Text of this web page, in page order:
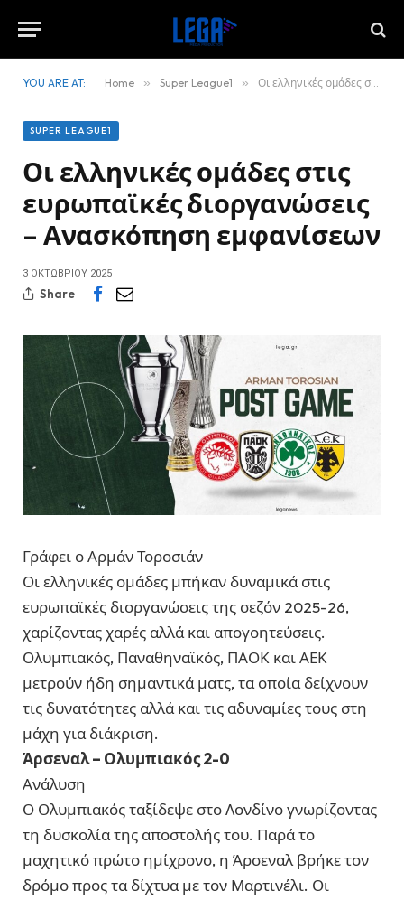
YOU ARE AT: Home » Super League1 » Οι ελληνικές ομάδες στις ευρωπαϊκές διοργανώσεις – Ανασκόπηση εμφανίσεων
SUPER LEAGUE1
Οι ελληνικές ομάδες στις
ευρωπαϊκές διοργανώσεις
– Ανασκόπηση εμφανίσεων
3 ΟΚΤΩΒΡΊΟΥ 2025
Share
Γράφει ο Αρμάν Τοροσιάν
Οι ελληνικές ομάδες μπήκαν δυναμικά στις
ευρωπαϊκές διοργανώσεις της σεζόν 2025-26,
χαρίζοντας χαρές αλλά και απογοητεύσεις.
Ολυμπιακός, Παναθηναϊκός, ΠΑΟΚ και ΑΕΚ
μετρούν ήδη σημαντικά ματς, τα οποία δείχνουν
τις δυνατότητες αλλά και τις αδυναμίες τους στη
μάχη για διάκριση.
Άρσεναλ – Ολυμπιακός 2-0
Ανάλυση
Ο Ολυμπιακός ταξίδεψε στο Λονδίνο γνωρίζοντας
τη δυσκολία της αποστολής του. Παρά το
μαχητικό πρώτο ημίχρονο, η Άρσεναλ βρήκε τον
δρόμο προς τα δίχτυα με τον Μαρτινέλι. Οι